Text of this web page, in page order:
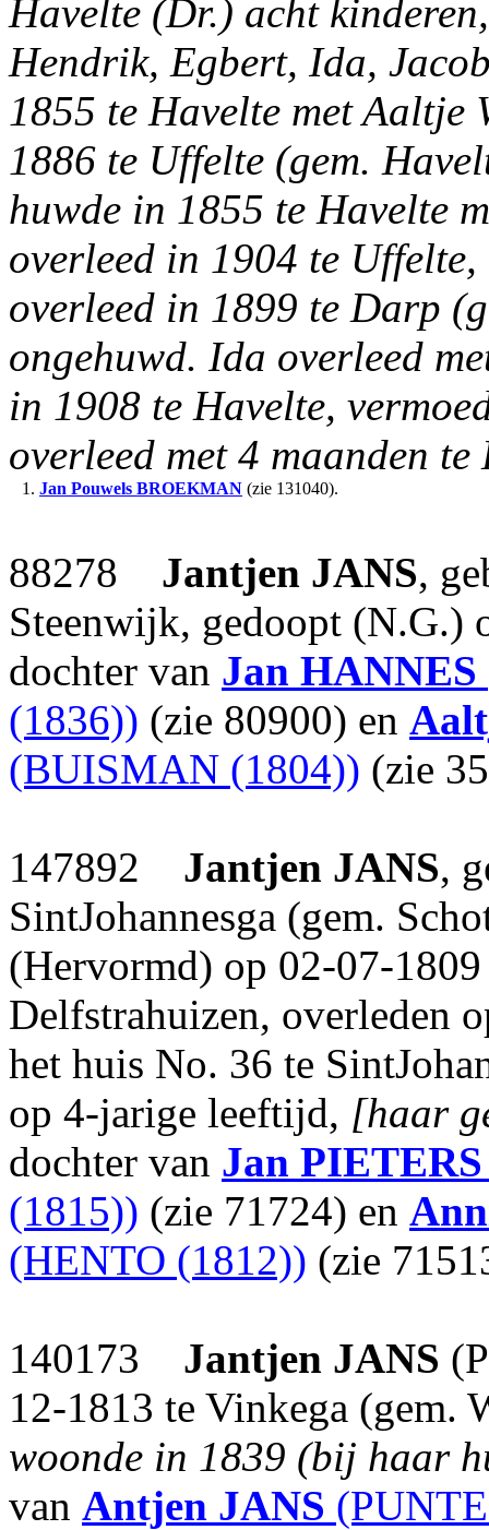
Havelte (Dr.) acht
Hendrik, Egbert, Ida,
1855 te Havelte met Aaltje
1886 te Uffelte (gem.
huwde in 1855 te Havelte
overleed in 1904 te
overleed in 1899 te Darp
ongehuwd. Ida overleed
in 1908 te Havelte,
overleed met 4 maanden
1. Jan Pouwels BROEKMAN (zie 131040).
88278 Jantjen JANS,
Steenwijk, gedoopt (N.G.)
dochter van Jan HANNES
(1836)) (zie 80900) en
(BUISMAN (1804)) (zie
147892 Jantjen JANS,
SintJohannesga (gem.
(Hervormd) op 02-07-1809
Delfstrahuizen, overleden
het huis No. 36 te
op 4-jarige leeftijd, [haar
dochter van Jan PIETERS
(1815)) (zie 71724) en
(HENTO (1812)) (zie
140173 Jantjen JANS
12-1813 te Vinkega (gem.
woonde in 1839 (bij haar
van Antjen JANS